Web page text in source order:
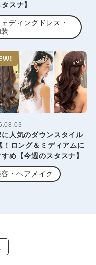
スナ】
ェディングドレス・
に人気のダウンスタイル
！ロング＆ミディアムに
すめ【今週のスタスナ】
容・ヘアメイク